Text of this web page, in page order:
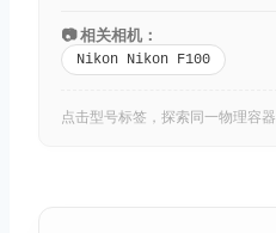
📷 相关相机：
Nikon Nikon F100
点击型号标签，探索同一物理容